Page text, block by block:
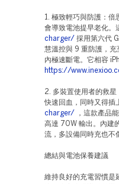
1. 極致輕巧與防護：
會導致電池提早老化。
charger/ 採用第六代
慧溫控與 9 重防護，
內極速斷電。它相容
https://
2. 多裝置使用者的救
快速回血，同時又得
charger/ ，這款產品
高達 70W 輸出。內建
流，多設備同時充也不
總結與電池保養建議
維持良好的充電習慣是